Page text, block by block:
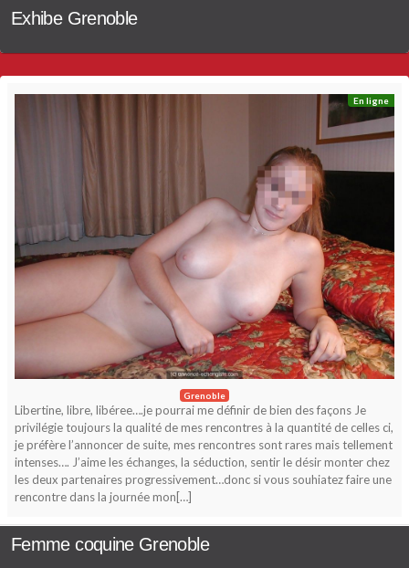
Exhibe Grenoble
En ligne
Grenoble
Libertine, libre, libéree….je pourrai me définir de bien des façons Je
privilégie toujours la qualité de mes rencontres à la quantité de celles ci,
je préfère l’annoncer de suite, mes rencontres sont rares mais tellement
intenses…. J’aime les échanges, la séduction, sentir le désir monter chez
les deux partenaires progressivement…donc si vous souhiatez faire une
rencontre dans la journée mon[…]
Femme coquine Grenoble